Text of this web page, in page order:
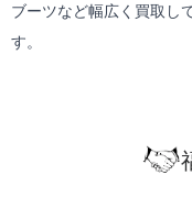
ブーツなど幅広く買取し
す。